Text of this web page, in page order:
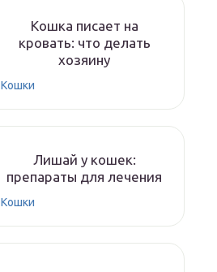
Кошка писает на
кровать: что делать
хозяину
Кошки
Лишай у кошек:
препараты для лечения
Кошки